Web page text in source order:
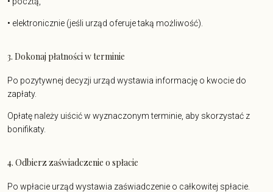
• elektronicznie (jeśli urząd oferuje taką możliwość).
3. Dokonaj płatności w terminie
Po pozytywnej decyzji urząd wystawia informację o kwocie do
zapłaty.
Opłatę należy uiścić w wyznaczonym terminie, aby skorzystać z
bonifikaty.
4. Odbierz zaświadczenie o spłacie
Po wpłacie urząd wystawia zaświadczenie o całkowitej spłacie.